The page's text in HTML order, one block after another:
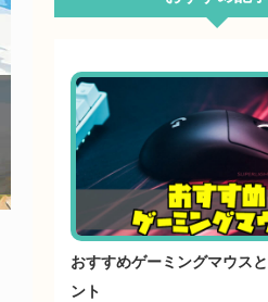
おすすめゲーミングマウス
ント